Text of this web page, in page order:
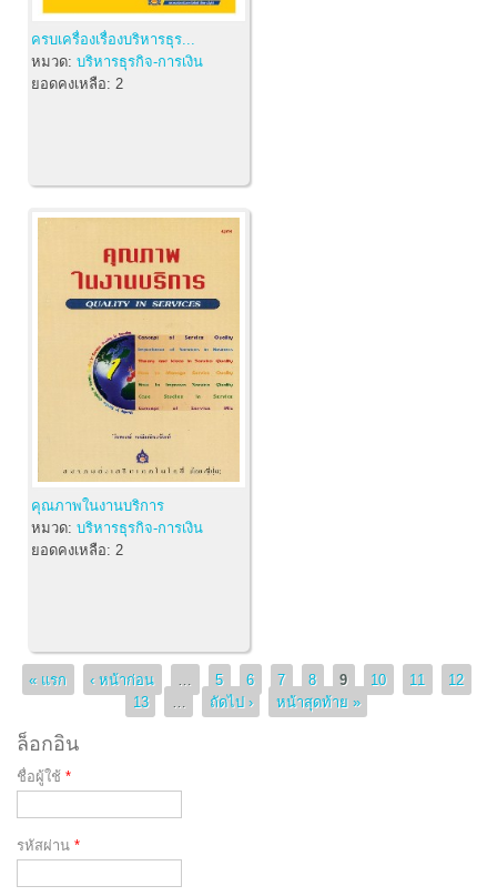
ครบเครื่องเรื่องบริหารธุร...
หมวด: บริหารธุรกิจ-การเงิน
ยอดคงเหลือ: 2
คุณภาพในงานบริการ
หมวด: บริหารธุรกิจ-การเงิน
ยอดคงเหลือ: 2
หน้า
« แรก ‹ หน้าก่อน 5 6 7 8 9 10 11
12
13
ถัดไป › หน้าสุดท้าย »
ล็อกอิน
ชื่อผู้ใช้ *
รหัสผ่าน *